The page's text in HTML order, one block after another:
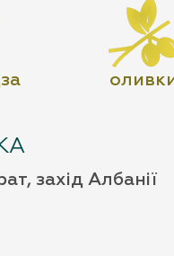
захід Албанії